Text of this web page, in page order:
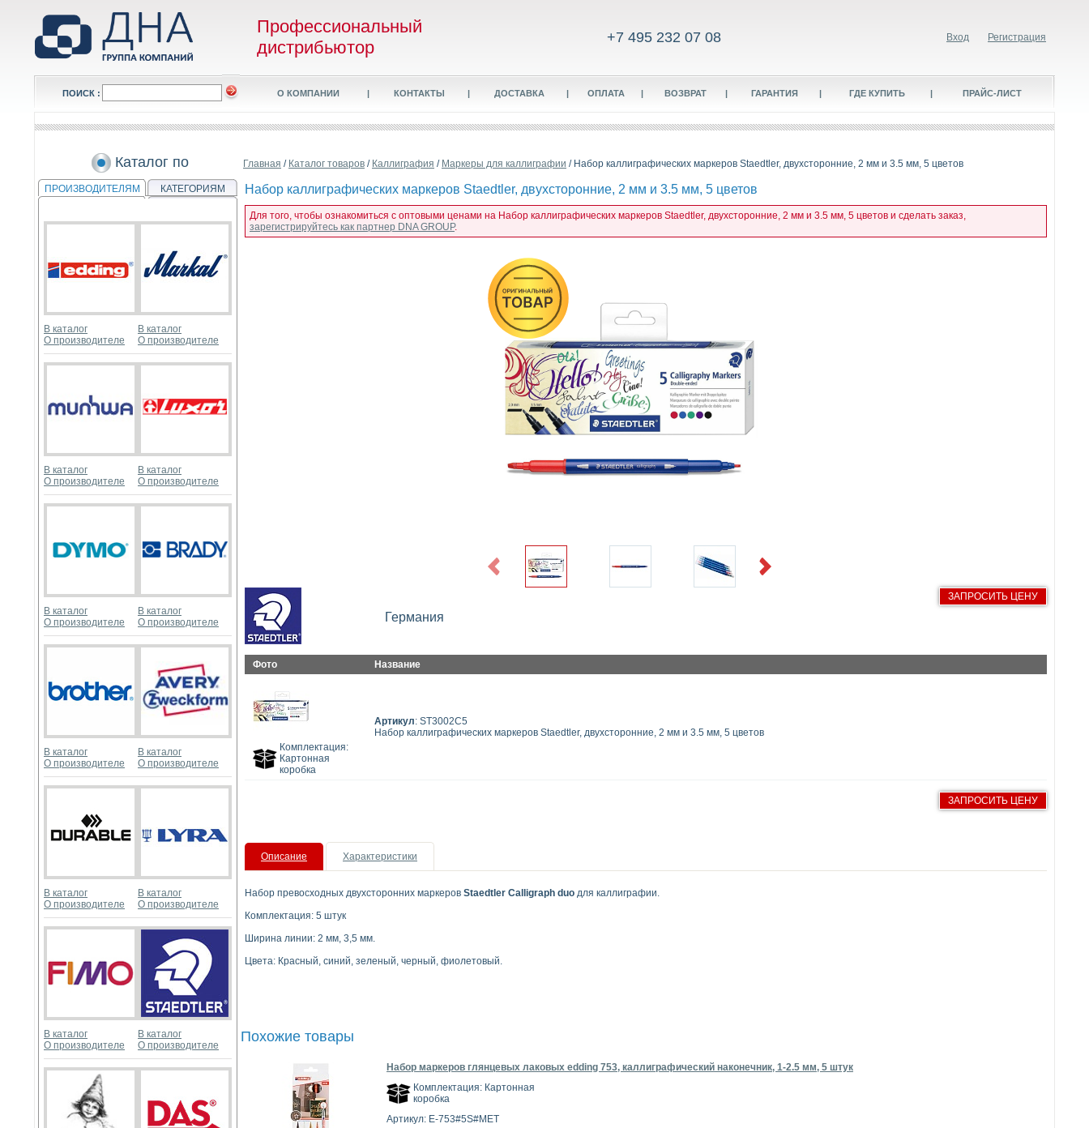
Профессиональный
дистрибьютор
+7 495 232 07 08 Вход Регистрация
ПОИСК : О КОМПАНИИ | КОНТАКТЫ | ДОСТАВКА | ОПЛАТА | ВОЗВРАТ | ГАРАНТИЯ | ГДЕ КУПИТЬ | ПРАЙС-ЛИСТ
Каталог по
ПРОИЗВОДИТЕЛЯМ КАТЕГОРИЯМ
В каталог
О производителе
В каталог
О производителе
В каталог
О производителе
В каталог
О производителе
В каталог
О производителе
В каталог
О производителе
В каталог
О производителе
В каталог
О производителе
В каталог
О производителе
В каталог
О производителе
В каталог
О производителе
В каталог
О производителе
Главная / Каталог товаров / Каллиграфия / Маркеры для каллиграфии / Набор каллиграфических маркеров Staedtler, двухсторонние, 2 мм и 3.5 мм, 5 цветов
Набор каллиграфических маркеров Staedtler, двухсторонние, 2 мм и 3.5 мм, 5 цветов
Для того, чтобы ознакомиться с оптовыми ценами на Набор каллиграфических маркеров Staedtler, двухсторонние, 2 мм и 3.5 мм, 5 цветов и сделать заказ,
зарегистрируйтесь как партнер DNA GROUP.
Previous Next
Германия
ЗАПРОСИТЬ ЦЕНУ
Фото Название
Комплектация:
Картонная
коробка
Артикул: ST3002C5
Набор каллиграфических маркеров Staedtler, двухсторонние, 2 мм и 3.5 мм, 5 цветов
ЗАПРОСИТЬ ЦЕНУ
Описание Характеристики
Набор превосходных двухсторонних маркеров Staedtler Calligraph duo для каллиграфии.
Комплектация: 5 штук
Ширина линии: 2 мм, 3,5 мм.
Цвета: Красный, синий, зеленый, черный, фиолетовый.
Похожие товары
Набор маркеров глянцевых лаковых edding 753, каллиграфический наконечник, 1-2.5 мм, 5 штук
Комплектация: Картонная
коробка
Артикул: E-753#5S#MET